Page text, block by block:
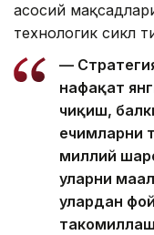
асосий
технологик сикл
—
нафақат
чиқиш,
ечимларни
миллий
уларни
улардан